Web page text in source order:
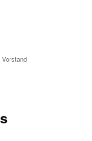
Kategorien
Vorstand